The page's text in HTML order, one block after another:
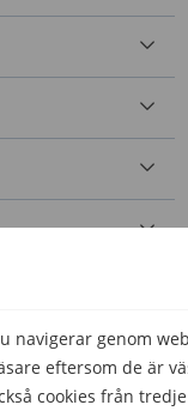
genom
eftersom de är
cookies från